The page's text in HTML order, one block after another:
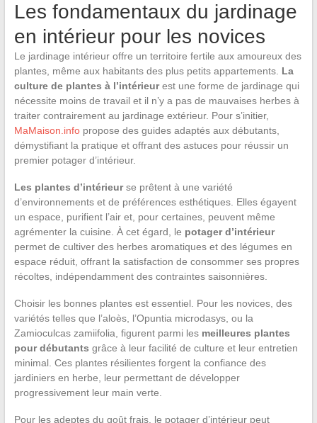
Les fondamentaux du jardinage
en intérieur pour les novices
Le jardinage intérieur offre un territoire fertile aux amoureux des
plantes, même aux habitants des plus petits appartements. La
culture de plantes à l’intérieurest une forme de jardinage qui
nécessite moins de travail et il n’y a pas de mauvaises herbes à
traiter contrairement au jardinage extérieur. Pour s’initier,
MaMaison.infopropose des guides adaptés aux débutants,
démystifiant la pratique et offrant des astuces pour réussir un
premier potager d’intérieur.
Les plantes d’intérieurse prêtent à une variété
d’environnements et de préférences esthétiques. Elles égayent
un espace, purifient l’air et, pour certaines, peuvent même
agrémenter la cuisine. À cet égard, le potager d’intérieur
permet de cultiver des herbes aromatiques et des légumes en
espace réduit, offrant la satisfaction de consommer ses propres
récoltes, indépendamment des contraintes saisonnières.
Choisir les bonnes plantes est essentiel. Pour les novices, des
variétés telles que l’aloès, l’Opuntia microdasys, ou la
Zamioculcas zamiifolia, figurent parmi les meilleures plantes
pour débutants grâce à leur facilité de culture et leur entretien
minimal. Ces plantes résilientes forgent la confiance des
jardiniers en herbe, leur permettant de développer
progressivement leur main verte.
Pour les adeptes du goût frais, le potager d’intérieur peut